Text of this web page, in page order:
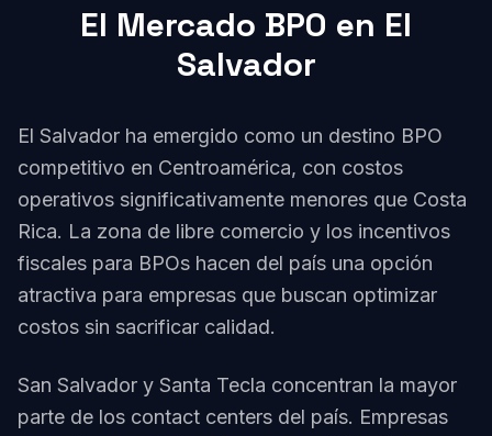
El Mercado BPO en El
Salvador
El Salvador ha emergido como un destino BPO
competitivo en Centroamérica, con costos
operativos significativamente menores que Costa
Rica. La zona de libre comercio y los incentivos
fiscales para BPOs hacen del país una opción
atractiva para empresas que buscan optimizar
costos sin sacrificar calidad.
San Salvador y Santa Tecla concentran la mayor
parte de los contact centers del país. Empresas